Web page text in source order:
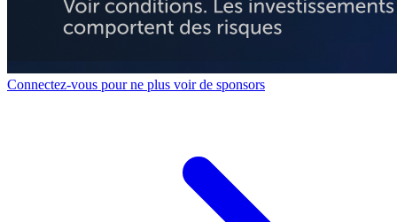
Connectez-vous pour ne plus voir de sponsors